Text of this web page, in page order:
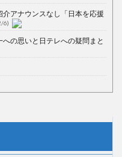
アナウンスなし「日本を応援
6)
への思いと日テレへの疑問まと